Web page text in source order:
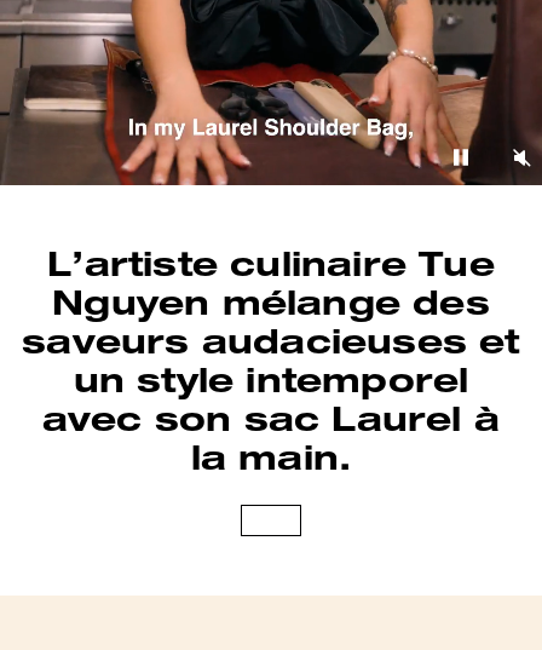
L’artiste culinaire Tue
Nguyen mélange des
saveurs audacieuses et
un style intemporel
avec son sac Laurel à
la main.